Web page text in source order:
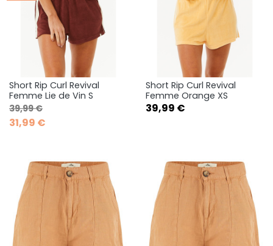
Short Rip Curl Revival
Femme Lie de Vin S
Prix de base
39,99 €Prix
31,99 €
Short Rip Curl Revival
Femme Orange XS
Prix
39,99 €